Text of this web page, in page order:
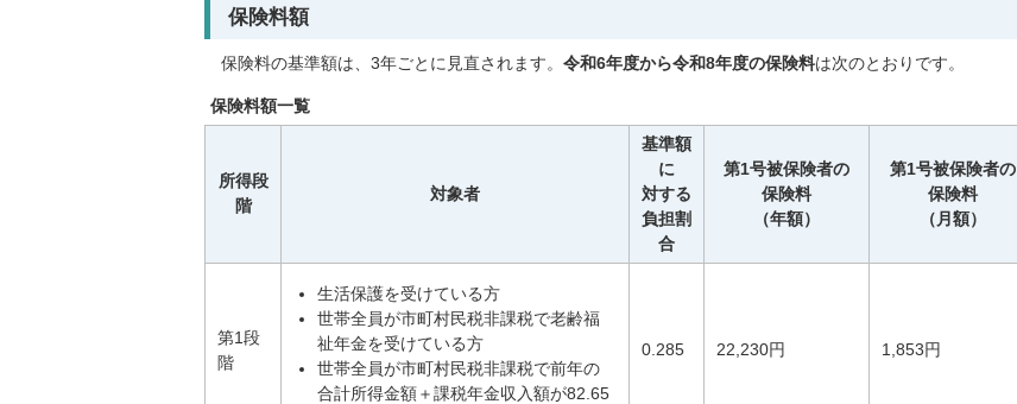
保険料額
保険料の基準額は、3年ごとに見直されます。 令和6年度から令和8年度の保険料は次のとおりです。
保険料額一覧
所得段
階
対象者
基準額
に
対する
負担割
合
第1号被保険者の
保険料
（年額）
第1号被保険者の
保険料
（月額）
第1段
階
生活保護を受けている方
世帯全員が市町村民税非課税で老齢福
祉年金を受けている方
世帯全員が市町村民税非課税で前年の
合計所得金額＋課税年金収入額が82.65
0.285 22,230円 1,853円